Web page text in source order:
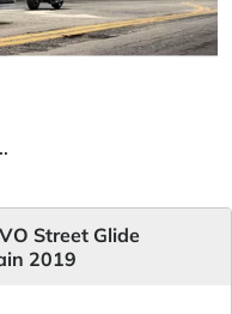
Street Glide
2019